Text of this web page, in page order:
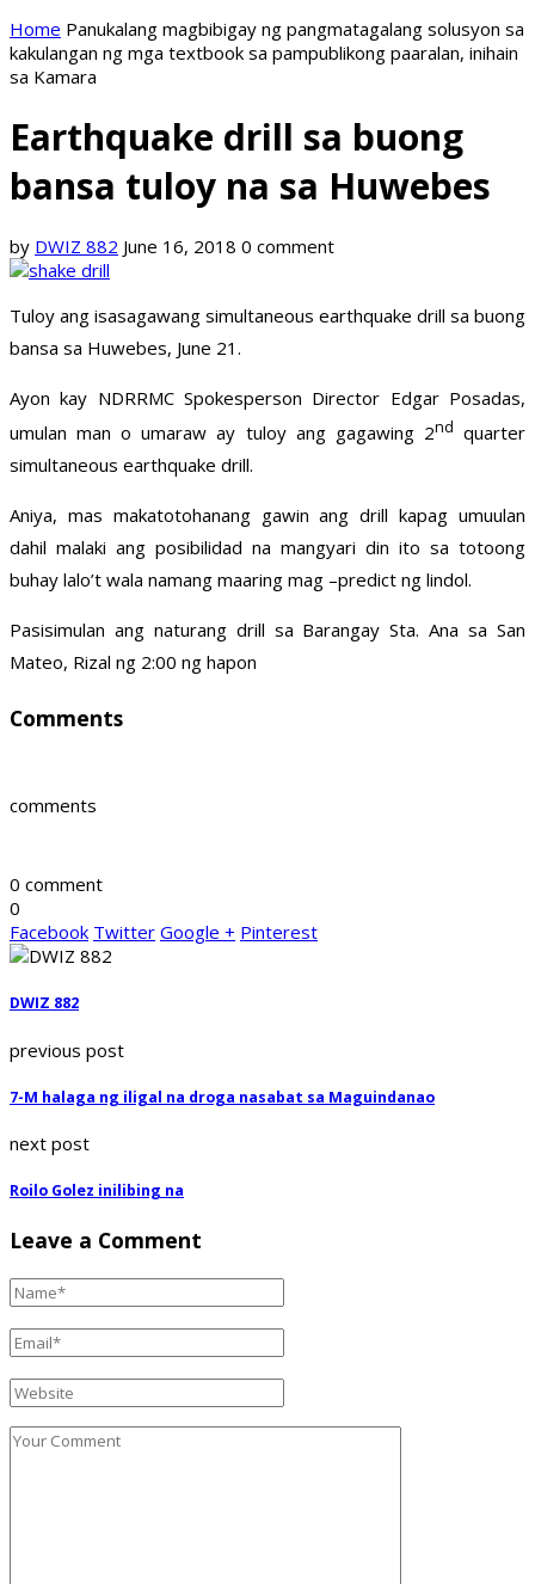
Home Panukalang magbibigay ng pangmatagalang solusyon sa
kakulangan ng mga textbook sa pampublikong paaralan, inihain
sa Kamara
Earthquake drill sa buong
bansa tuloy na sa Huwebes
by DWIZ 882 June 16, 2018 0 comment
Tuloy ang isasagawang simultaneous earthquake drill sa buong
bansa sa Huwebes, June 21.
Ayon kay NDRRMC Spokesperson Director Edgar Posadas,
umulan man o umaraw ay tuloy ang gagawing 2nd quarter
simultaneous earthquake drill.
Aniya, mas makatotohanang gawin ang drill kapag umuulan
dahil malaki ang posibilidad na mangyari din ito sa totoong
buhay lalo’t wala namang maaring mag –predict ng lindol.
Pasisimulan ang naturang drill sa Barangay Sta. Ana sa San
Mateo, Rizal ng 2:00 ng hapon
Comments
comments
0 comment
0
Facebook Twitter Google + Pinterest
DWIZ 882
previous post
7-M halaga ng iligal na droga nasabat sa Maguindanao
next post
Roilo Golez inilibing na
Leave a Comment